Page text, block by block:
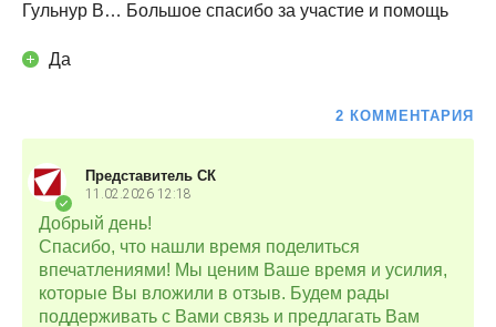
Гульнур В… Большое спасибо за участие и помощь
Да
2 КОММЕНТАРИЯ
Представитель СК
11.02.2026 12:18
Добрый день!
Спасибо, что нашли время поделиться
впечатлениями! Мы ценим Ваше время и усилия,
которые Вы вложили в отзыв. Будем рады
поддерживать с Вами связь и предлагать Вам